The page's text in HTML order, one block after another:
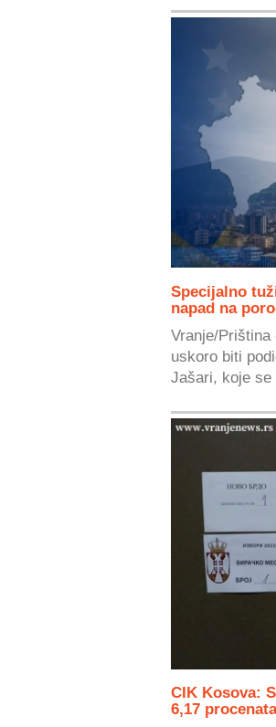
Specijalno
napad na
Vranje/
uskoro biti
Jašari, koje se
CIK Kosova:
6,17 procenata